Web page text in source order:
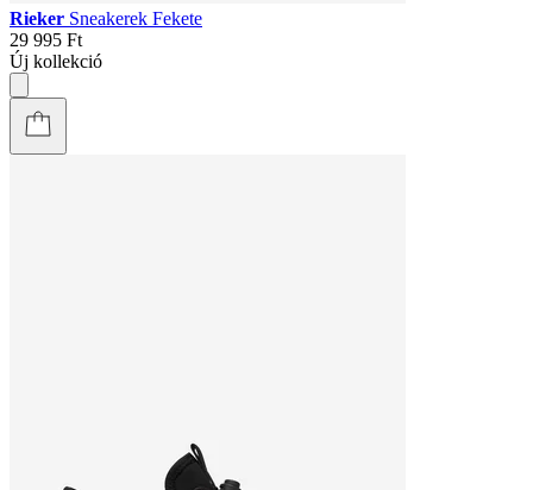
Rieker Sneakerek Fekete
29 995 Ft
Új kollekció